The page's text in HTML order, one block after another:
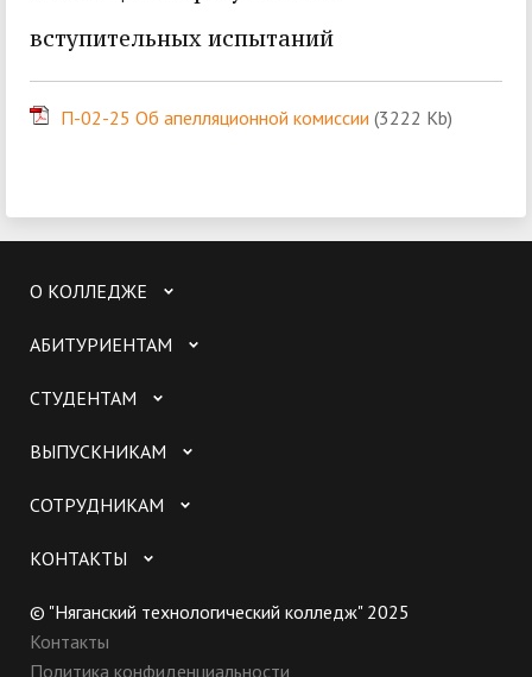
вступительных испытаний
П-02-25 Об апелляционной комиссии (3222 Kb)
О КОЛЛЕДЖЕ
АБИТУРИЕНТАМ
СТУДЕНТАМ
ВЫПУСКНИКАМ
СОТРУДНИКАМ
КОНТАКТЫ
© "Няганский технологический колледж" 2025
Контакты
Политика конфиденциальности